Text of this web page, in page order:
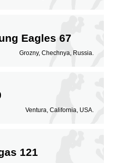
Eagles 67
Grozny, Chechnya, Russia.
Ventura, California, USA.
121